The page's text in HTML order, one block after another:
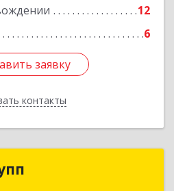
12
6
заявку
контакты
Подробнее
заявку
Назад
Айти Проф Групп